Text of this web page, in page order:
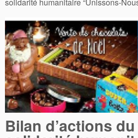
Bilan d’actions